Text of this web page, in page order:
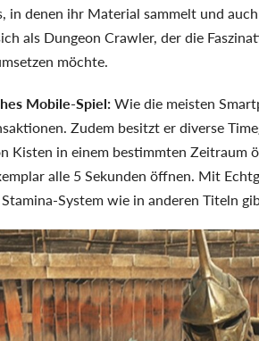
in denen ihr Material sammelt und
als Dungeon Crawler, der die
möchte.
Mobile-Spiel:Wie die meisten
Zudem besitzt er diverse
Kisten in einem bestimmten
alle 5 Sekunden öffnen. Mit
System wie in anderen Titeln